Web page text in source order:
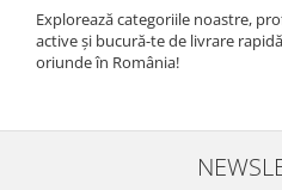
Explorează categoriile noastre,
active și bucură-te de livrare
oriunde în România!